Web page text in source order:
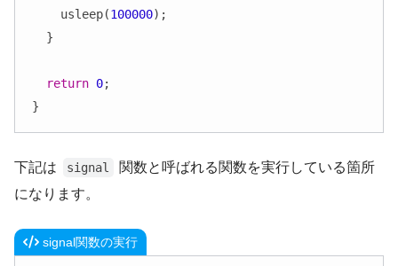
    usleep(
100000);
return 0;
下記は signal
関数と呼ばれる関数を実行している箇所
になります。
signal関数の実行